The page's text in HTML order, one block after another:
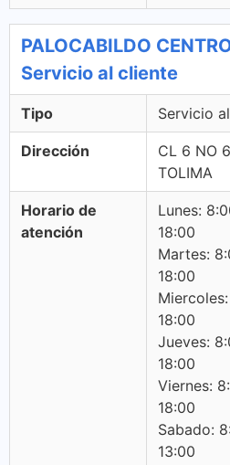
PALOCABILDO
Servicio al cliente
Tipo Servicio
Dirección
CL 6 NO
TOLIMA
Horario de
atención
Lunes:
18:00
Martes:
18:00
18:00
Jueves:
18:00
Viernes:
18:00
Sabado:
13:00